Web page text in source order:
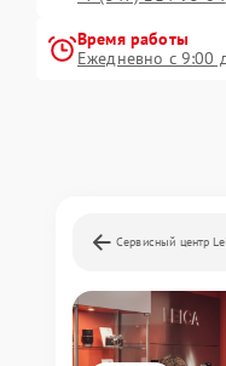
Время работы
Ежедневно с 9:00
Сервисный центр